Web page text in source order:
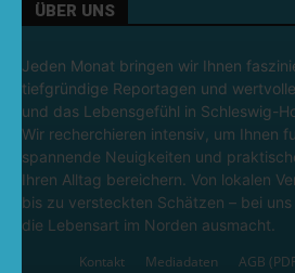
ÜBER UNS
Jeden Monat bringen wir Ihnen
tiefgründige Reportagen und
und das Lebensgefühl in Schleswig-
Wir recherchieren intensiv, um Ihnen
spannende Neuigkeiten und
Ihren Alltag bereichern. Von lokalen
bis zu versteckten Schätzen – bei
die Lebensart im Norden ausmacht.
Kontakt
Mediadaten AGB